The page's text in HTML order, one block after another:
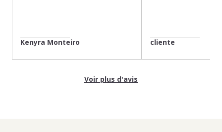
Kenyra Monteiro cliente
Voir plus d'avis